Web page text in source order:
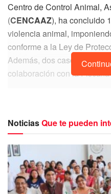
Centro de Control Animal,
(CENCAAZ), ha concluido
violencia animal,
conforme a la Ley de
Además, dos casos
colaboración con la
administrativas, aún no se
ningún agresor, a pesar de
casos extremos.
ocho casos de maltrato
Cirilo, un perro pitbull que
del Sol y que permanece
NoticiasQue te pueden